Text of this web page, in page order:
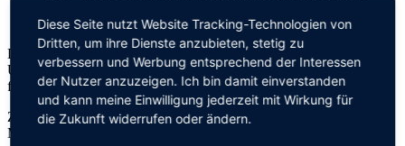
Zuschüsse für Klassenfahrten
Dies können wir nur durch Mitgliedsbeiträge und tatkräftige
Unterstützung bei unseren Veranstaltungen bewerkstelligen. Wir
freuen uns daher sehr über jedes neue Mitglied in unserem Verein!
Zur Finanzierung unserer Aufgaben versuchen wir neben den
Mitgliedsbeiträgen, Einnahmen durch Spenden und Sponsoring zu
Diese Seite nutzt Website Tracking-Technologien von
Dritten, um ihre Dienste anzubieten, stetig zu
verbessern und Werbung entsprechend der Interessen
der Nutzer anzuzeigen. Ich bin damit einverstanden
und kann meine Einwilligung jederzeit mit Wirkung für
die Zukunft widerrufen oder ändern.